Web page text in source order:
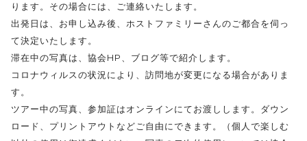
ります。その場合には、ご連絡いたします。
出発日は、お申し込み後、ホストファミリーさんのご都合を伺っ
て決定いたします。
滞在中の写真は、協会HP、ブログ等で紹介します。
コロナウィルスの状況により、訪問地が変更になる場合がありま
す。
ツアー中の写真、参加証はオンラインにてお渡しします。ダウン
ロード、プリントアウトなどご自由にできます。（個人で楽しむ